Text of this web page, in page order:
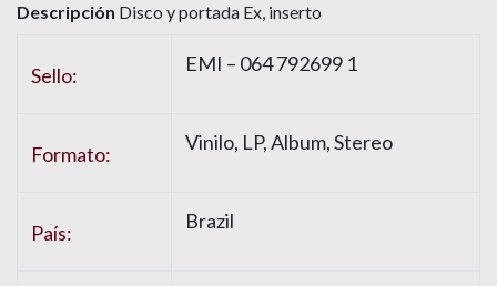
Descripción Disco y portada Ex, inserto
Sello: EMI – 064 792699 1
Formato: Vinilo, LP, Album, Stereo
País: Brazil